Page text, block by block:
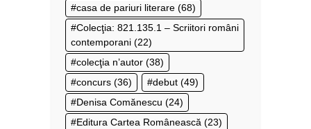
casa de pariuri literare (68)
Colecţia: 821.135.1 – Scriitori români
contemporani (22)
colecţia n’autor (38)
concurs (36) debut (49)
Denisa Comănescu (24)
Editura Cartea Românească (23)